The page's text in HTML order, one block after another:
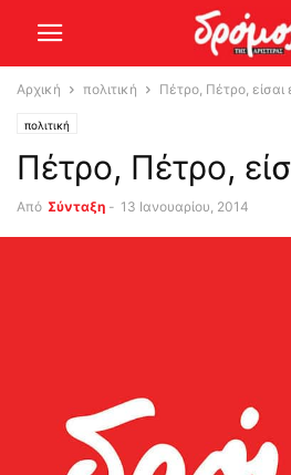
Αρχική πολιτική Πέτρο, Πέτρο, είσαι
πολιτική
Πέτρο, Πέτρο,
Από Σύνταξη - 13 Ιανουαρίου, 2014